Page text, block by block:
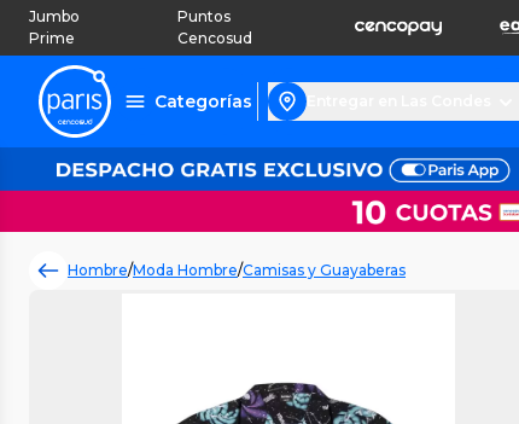
Jumbo
Prime
Puntos
Cencosud
Categorías
Hombre/Moda Hombre/Camisas y Guayaberas